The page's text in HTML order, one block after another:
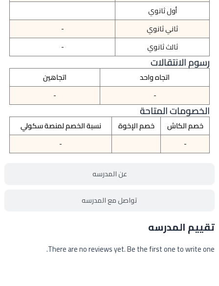
عن المدرسه
تواصل مع المدرسه
أول ثانوي
ثاني ثانوي
-
ثالث ثانوي
-
رسوم الانتقالات
اتجاه واحد
اتجاهين
-
-
الخصومات المتاحة
خصم الكاش خصم الإخوة
نسبة الخصم لمنصة سكولي
-
-
تقييم المدرسه
There are no reviews yet. Be the first one to write one.